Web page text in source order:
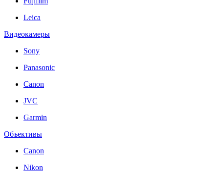
Leica
Видеокамеры
Sony
Panasonic
Canon
JVC
Garmin
Объективы
Canon
Nikon